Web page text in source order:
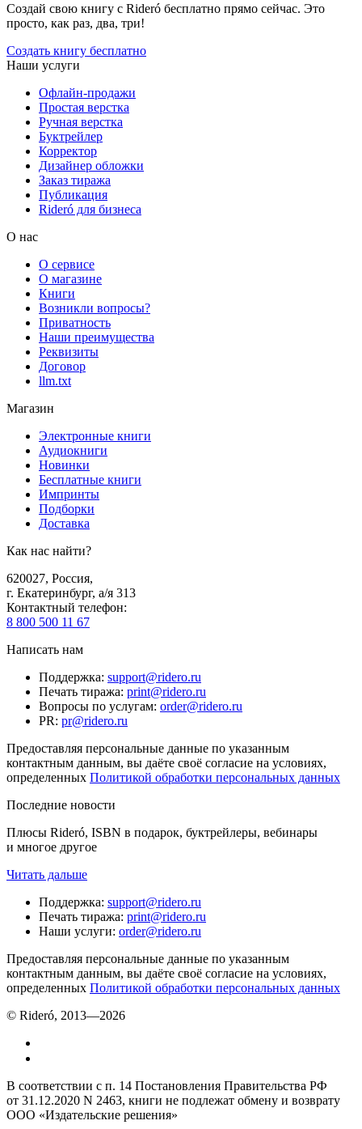
Создай свою книгу с Rideró бесплатно прямо сейчас. Это
просто, как раз, два, три!
Создать книгу бесплатно
Наши услуги
Офлайн-продажи
Простая верстка
Ручная верстка
Буктрейлер
Корректор
Дизайнер обложки
Заказ тиража
Публикация
Rideró для бизнеса
О нас
О сервисе
О магазине
Книги
Возникли вопросы?
Приватность
Наши преимущества
Реквизиты
Договор
llm.txt
Магазин
Электронные книги
Аудиокниги
Новинки
Бесплатные книги
Импринты
Подборки
Доставка
Как нас найти?
620027, Россия,
г. Екатеринбург, а/я 313
Контактный телефон:
8 800 500 11 67
Написать нам
Поддержка: support@ridero.ru
Печать тиража: print@ridero.ru
Вопросы по услугам: order@ridero.ru
PR: pr@ridero.ru
Предоставляя персональные данные по указанным
контактным данным, вы даёте своё согласие на условиях,
определенных Политикой обработки персональных данных
Последние новости
Плюсы Rideró, ISBN в подарок, буктрейлеры, вебинары
и многое другое
Читать дальше
Поддержка: support@ridero.ru
Печать тиража: print@ridero.ru
Наши услуги: order@ridero.ru
Предоставляя персональные данные по указанным
контактным данным, вы даёте своё согласие на условиях,
определенных Политикой обработки персональных данных
© Rideró, 2013—2026
В соответствии с п. 14 Постановления Правительства РФ
от 31.12.2020 N 2463, книги не подлежат обмену и возврату
ООО «Издательские решения»